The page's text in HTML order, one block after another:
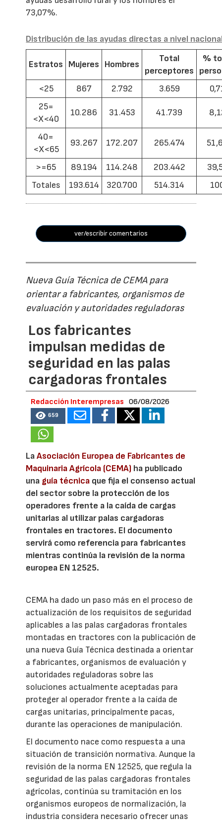
73,07%.
Distribución de las ayudas directas a nivel
Estratos Mujeres Hombres
Total
perceptores
%
<25
867 2.792 3.659
25=
<X<40
10.286 31.453 41.739
40=
<X<65
93.267 172.207 265.474
>=65 89.194 114.248 203.442
Totales
193.614 320.700 514.314
ver/escribir comentarios
Nueva Guía Técnica de CEMA para
orientar a fabricantes, organismos de
evaluación y autoridades reguladoras
Los fabricantes
impulsan medidas de
seguridad en las palas
cargadoras frontales
Redacción Interempresas 06/08/2026
659
LaAsociación Europea de Fabricantes de
Maquinaria Agrícola (CEMA) ha publicado
una guía técnica que fija el consenso actual
del sector sobre la protección de los
operadores frente a la caída de cargas
unitarias al utilizar palas cargadoras
frontales en tractores. El documento
servirá como referencia para fabricantes
mientras continúa la revisión de la norma
europea EN 12525.
CEMA ha dado un paso más en el proceso de
actualización de los requisitos de seguridad
aplicables a las palas cargadoras frontales
montadas en tractores con la publicación de
una nueva Guía Técnica destinada a orientar
a fabricantes, organismos de evaluación y
autoridades reguladoras sobre las
soluciones actualmente aceptadas para
proteger al operador frente a la caída de
cargas unitarias, principalmente pacas,
durante las operaciones de manipulación.
El documento nace como respuesta a una
situación de transición normativa. Aunque la
revisión de la norma EN 12525, que regula la
seguridad de las palas cargadoras frontales
agrícolas, continúa su tramitación en los
organismos europeos de normalización, la
industria considera necesario ofrecer unas